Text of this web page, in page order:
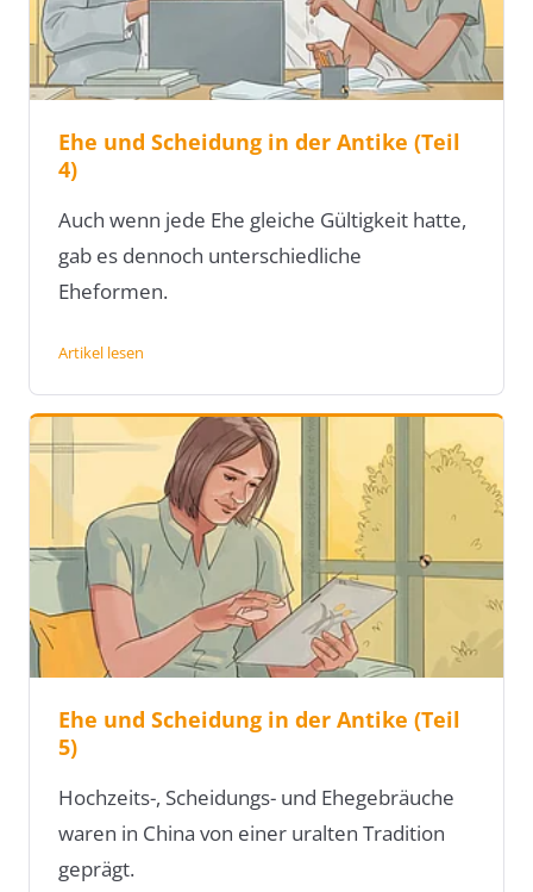
Ehe und Scheidung in der Antike (Teil
4)
Auch wenn jede Ehe gleiche Gültigkeit hatte,
gab es dennoch unterschiedliche
Eheformen.
Artikel lesen
Ehe und Scheidung in der Antike (Teil
5)
Hochzeits-, Scheidungs- und Ehegebräuche
waren in China von einer uralten Tradition
geprägt.